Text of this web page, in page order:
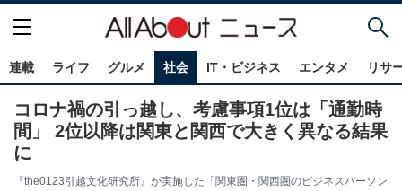
連載 ライフ グルメ 社会 IT・ビジネス エンタメ リサ
コロナ禍の引っ越し、考慮事項1位は「通勤時
間」 2位以降は関東と関西で大きく異なる結果
に
『the0123引越文化研究所』が実施した「関東圏・関西圏のビジネスパーソン